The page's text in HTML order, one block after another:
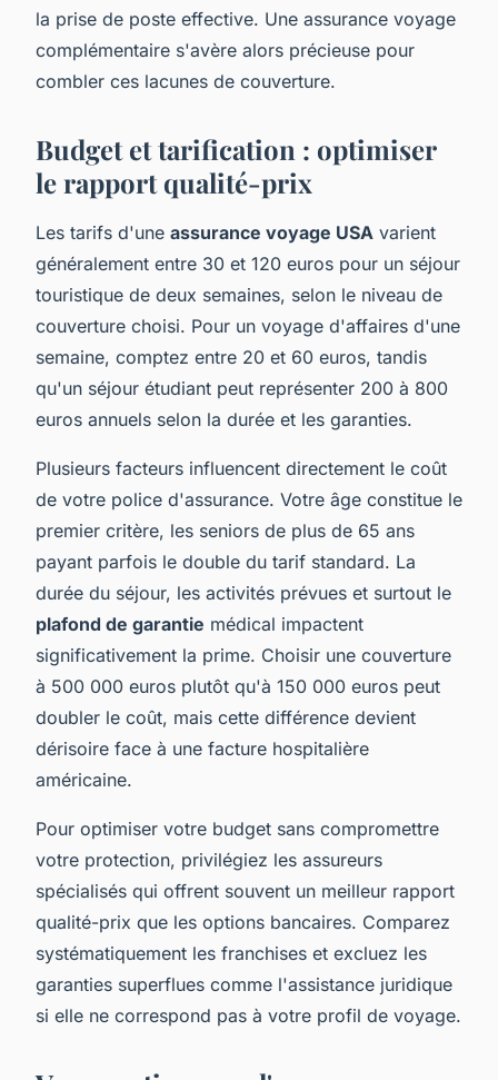
la prise de poste effective. Une assurance voyage
complémentaire s'avère alors précieuse pour
combler ces lacunes de couverture.
Budget et tarification : optimiser
le rapport qualité-prix
Les tarifs d'une assurance voyage USA varient
généralement entre 30 et 120 euros pour un séjour
touristique de deux semaines, selon le niveau de
couverture choisi. Pour un voyage d'affaires d'une
semaine, comptez entre 20 et 60 euros, tandis
qu'un séjour étudiant peut représenter 200 à 800
euros annuels selon la durée et les garanties.
Plusieurs facteurs influencent directement le coût
de votre police d'assurance. Votre âge constitue le
premier critère, les seniors de plus de 65 ans
payant parfois le double du tarif standard. La
durée du séjour, les activités prévues et surtout le
plafond de garantie médical impactent
significativement la prime. Choisir une couverture
à 500 000 euros plutôt qu'à 150 000 euros peut
doubler le coût, mais cette différence devient
dérisoire face à une facture hospitalière
américaine.
Pour optimiser votre budget sans compromettre
votre protection, privilégiez les assureurs
spécialisés qui offrent souvent un meilleur rapport
qualité-prix que les options bancaires. Comparez
systématiquement les franchises et excluez les
garanties superflues comme l'assistance juridique
si elle ne correspond pas à votre profil de voyage.